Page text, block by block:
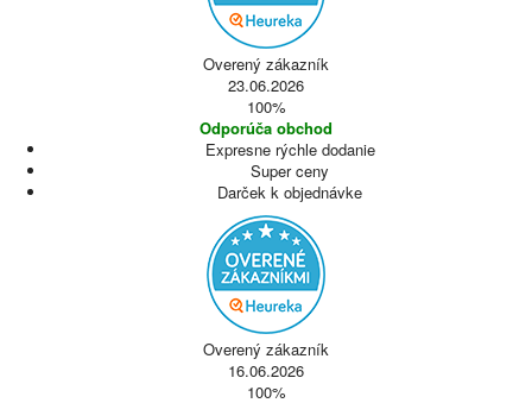
Overený zákazník
23.06.2026
100%
Odporúča obchod
Expresne rýchle dodanie
Super ceny
Darček k objednávke
Overený zákazník
16.06.2026
100%